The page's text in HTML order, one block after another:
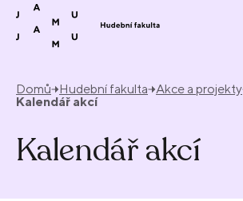
Přeskočit na obsah
Domů Hudební fakulta Akce a projekty
Kalendář akcí
Kalendář akcí